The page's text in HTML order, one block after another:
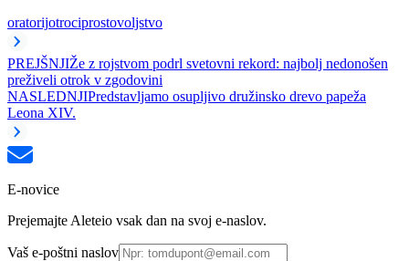
oratorijotrociprostovoljstvo
PREJŠNJIŽe z rojstvom podrl svetovni rekord: najbolj nedonošen
preživeli otrok v zgodovini
NASLEDNJIPredstavljamo osupljivo družinsko drevo papeža
Leona XIV.
E-novice
Prejemajte Aleteio vsak dan na svoj e-naslov.
Vaš e-poštni naslov